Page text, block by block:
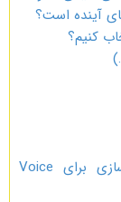
آینده است؟
کنیم؟
سئوی مبتنی بر جستجوی صوتی؛ آماده‌سازی برای Voice